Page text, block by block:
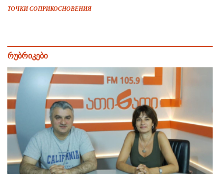
ТОЧКИ СОПРИКОСНОВЕНИЯ
რუბრიკები